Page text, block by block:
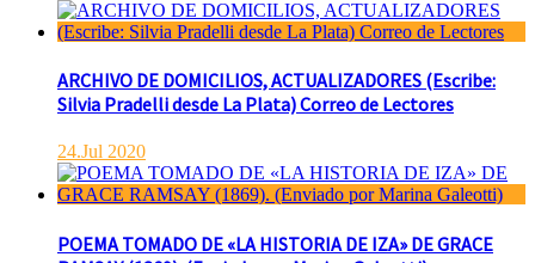
ARCHIVO DE DOMICILIOS, ACTUALIZADORES (Escribe:
Silvia Pradelli desde La Plata) Correo de Lectores
24.Jul 2020
POEMA TOMADO DE «LA HISTORIA DE IZA» DE GRACE